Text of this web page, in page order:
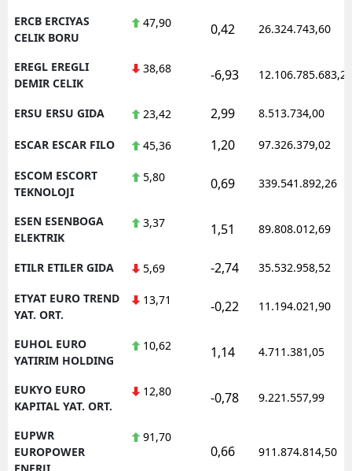
ERCB ERCIYAS
CELIK BORU
47,90 0,42 26.324.743,60
EREGL EREGLI
DEMIR CELIK
38,68 -6,93 12.106.785.683,20
ERSU ERSU GIDA 23,42 2,99 8.513.734,00
ESCAR ESCAR FILO 45,36 1,20 97.326.379,02
ESCOM ESCORT
TEKNOLOJI
5,80 0,69 339.541.892,26
ESEN ESENBOGA
ELEKTRIK
3,37 1,51 89.808.012,69
ETILR ETILER GIDA 5,69 -2,74 35.532.958,52
ETYAT EURO TREND
YAT. ORT.
13,71 -0,22 11.194.021,90
EUHOL EURO
YATIRIM HOLDING
10,62 1,14 4.711.381,05
EUKYO EURO
KAPITAL YAT. ORT.
12,80 -0,78 9.221.557,99
EUPWR
EUROPOWER
ENERJI
91,70
0,66 911.874.814,50